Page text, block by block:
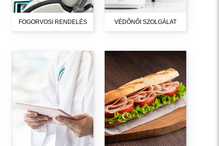
FOGORVOSI RENDELÉS VÉDŐNŐI SZOLGÁLAT